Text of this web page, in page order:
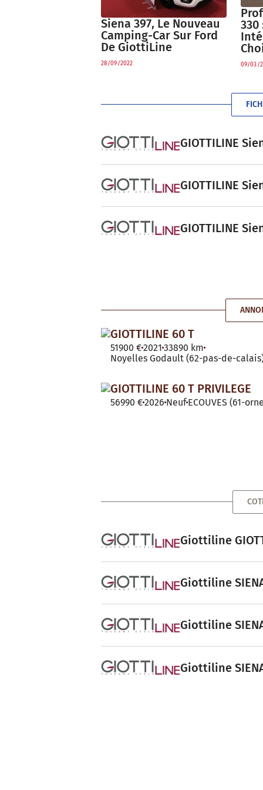
Siena 397, Le Nouveau
Camping-Car Sur Ford
De GiottiLine
28/09/2022
330
09/03/
GIOTTILINE
GIOTTILINE
GIOTTILINE
GIOTTILINE 60 T
51900 €2021 33890 km
Noyelles Godault (62-pas-de-
GIOTTILINE 60 T PRIVILEGE
56990 €2026 Neuf ECOUVES (61-
Giottiline
Giottiline
Giottiline
Giottiline